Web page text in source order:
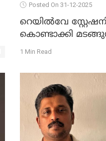
Posted On 31-12-2025
റെയിൽവേ
കൊണ്ടാക്കി
ലോറി സ്കൂട്ടറിൽ
1 Min Read